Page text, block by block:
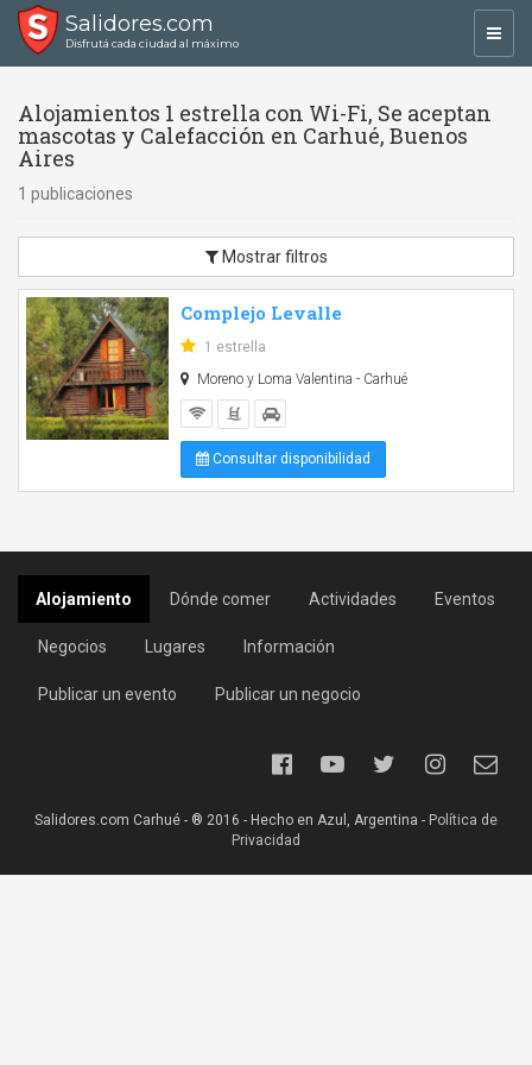
Salidores.com
Disfrutá cada ciudad al máximo
Alojamientos 1 estrella con Wi-Fi, Se aceptan
mascotas y Calefacción en Carhué, Buenos
Aires
1 publicaciones
Mostrar filtros
Complejo Levalle
1 estrella
Moreno y Loma Valentina - Carhué
Consultar disponibilidad
Alojamiento Dónde comer Actividades Eventos
Negocios Lugares Información
Publicar un evento Publicar un negocio
Salidores.com Carhué - ® 2016 - Hecho en Azul, Argentina - Política de
Privacidad